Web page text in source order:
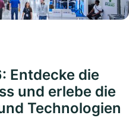
Entdecke die
und erlebe die
Technologien